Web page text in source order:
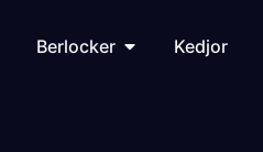
Berlocker Kedjor